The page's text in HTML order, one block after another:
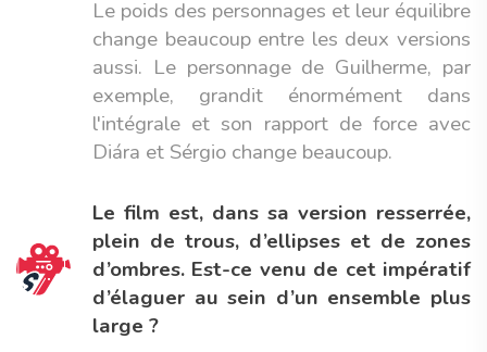
Le poids des personnages et leur équilibre
change beaucoup entre les deux versions
aussi. Le personnage de Guilherme, par
exemple, grandit énormément dans
l'intégrale et son rapport de force avec
Diára et Sérgio change beaucoup.
Le film est, dans sa version resserrée,
plein de trous, d’ellipses et de zones
d’ombres. Est-ce venu de cet impératif
d’élaguer au sein d’un ensemble plus
large ?